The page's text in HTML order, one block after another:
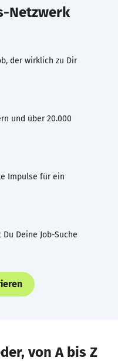
Netzwerk
der wirklich zu Dir
und über 20.000
Impulse für ein
Deine Job-Suche
von A bis Z